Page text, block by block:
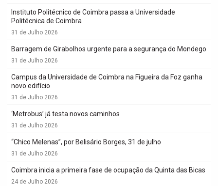
Instituto Politécnico de Coimbra passa a Universidade
Politécnica de Coimbra
31 de Julho 2026
Barragem de Girabolhos urgente para a segurança do Mondego
31 de Julho 2026
Campus da Universidade de Coimbra na Figueira da Foz ganha
novo edifício
31 de Julho 2026
‘Metrobus’ já testa novos caminhos
31 de Julho 2026
“Chico Melenas”, por Belisário Borges, 31 de julho
31 de Julho 2026
Coimbra inicia a primeira fase de ocupação da Quinta das Bicas
24 de Julho 2026